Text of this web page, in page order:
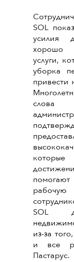
SOL
усилия
хорошо
услуги,
уборка
привести
слова
рабочую
SOL
из-за
и все
Пастарус.